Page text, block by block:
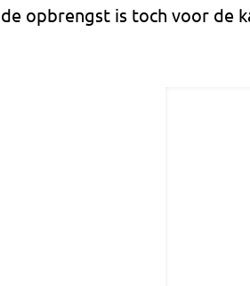
de opbrengst is toch voor de